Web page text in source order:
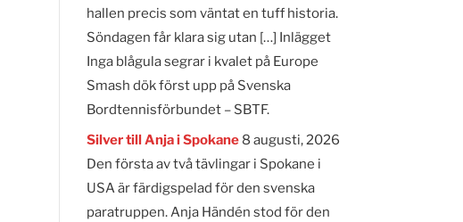
hallen precis som väntat en tuff historia.
Söndagen får klara sig utan […] Inlägget
Inga blågula segrar i kvalet på Europe
Smash dök först upp på Svenska
Bordtennisförbundet – SBTF.
Silver till Anja i Spokane 8 augusti, 2026
Den första av två tävlingar i Spokane i
USA är färdigspelad för den svenska
paratruppen. Anja Händén stod för den